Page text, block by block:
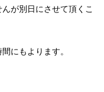
が別日にさせて頂くこ
にもよります。